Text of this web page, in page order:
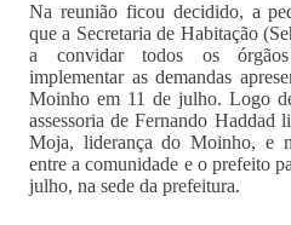
Na reunião ficou decidido, a
que a Secretaria de Habitação
a convidar todos os órgãos
implementar as demandas
Moinho em 11 de julho. Logo
assessoria de Fernando Haddad
Moja, liderança do Moinho, e
entre a comunidade e o prefeito
julho, na sede da prefeitura.